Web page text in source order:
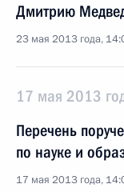
Дмитрию
23 мая 2013 года,
17 мая 2013
Перечень
по науке и
17 мая 2013 года,